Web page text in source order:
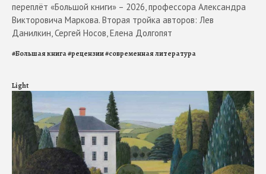
переплёт «Большой книги» – 2026, профессора Александра
Викторовича Маркова. Вторая тройка авторов: Лев
Данилкин, Сергей Носов, Елена Долгопят
#Большая книга#рецензии#современная литература
Light